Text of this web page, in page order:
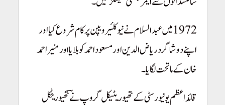
1972 میں عبدالسلام نے نیوکلئیر ویپن پر کام شروع کیا اور
اپنے دو شاگرد ریاض الدین اور مسعود احمد کو بلایا اور منیر احمد
خان کے ماتحت لگایا۔
قائد اعظم یونیورسٹی کے تھیوریٹیکل گروپ نے ؔتھیوریٹٰکل